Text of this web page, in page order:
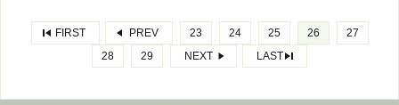
FIRST PREV 23 24 25 26
27
28
29 NEXT LAST